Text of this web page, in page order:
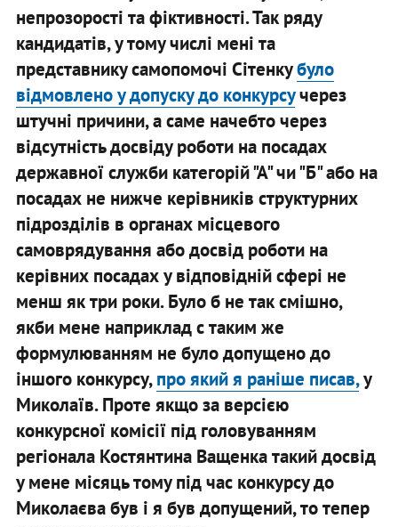
непрозорості та фіктивності. Так ряду
кандидатів, у тому числі мені та
представнику самопомочі Сітенкубуло
відмовлено у допуску до конкурсучерез
штучні причини, а саме начебто через
відсутність досвіду роботи на посадах
державної служби категорій "А" чи "Б" або на
посадах не нижче керівників структурних
підрозділів в органах місцевого
самоврядування або досвід роботи на
керівних посадах у відповідній сфері не
менш як три роки. Було б не так смішно,
якби мене наприклад с таким же
формулюванням не було допущено до
іншого конкурсу,про який я раніше писав,у
Миколаїв. Проте якщо за версією
конкурсної комісії під головуванням
регіонала Костянтина Ващенка такий досвід
у мене місяць тому під час конкурсу до
Миколаєва був і я був допущений, то тепер